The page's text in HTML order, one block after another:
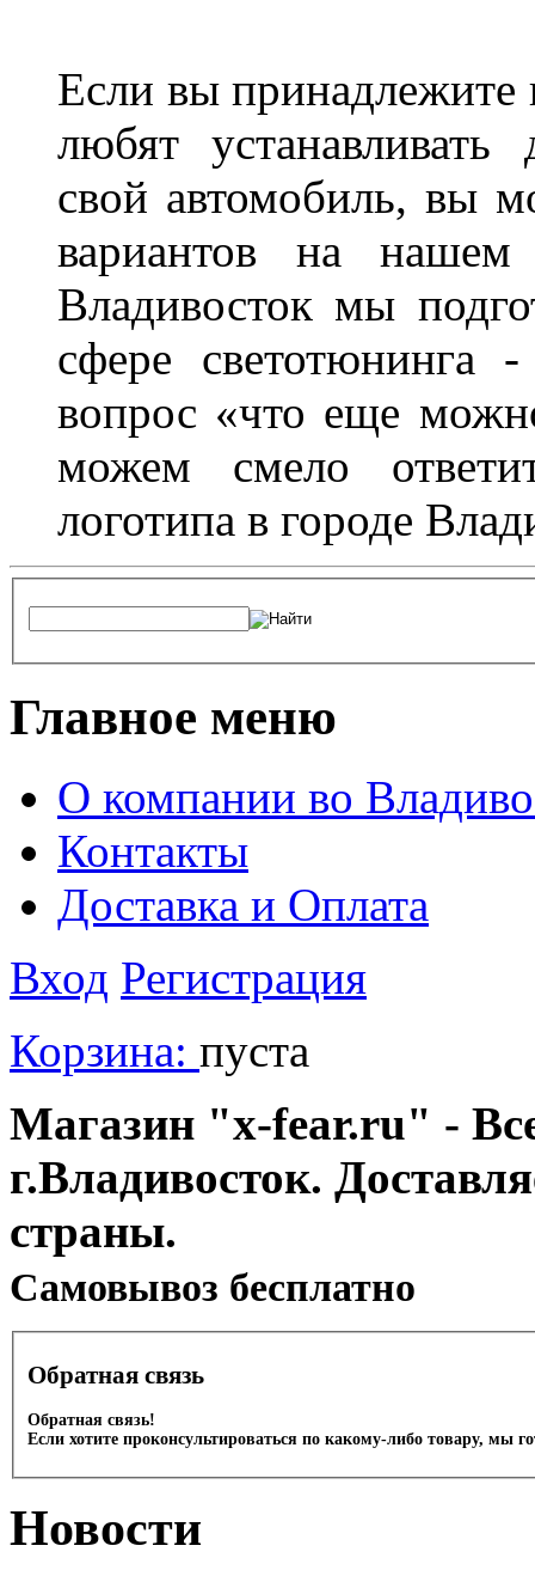
Если вы принадлежите
любят устанавливать
свой автомобиль, вы
вариантов на
Владивосток мы
сфере светотюнинга
вопрос «что еще
можем смело
логотипа в городе
Главное меню
О компании во
Контакты
Доставка и Оплата
Вход Регистрация
Корзина: пуста
Магазин "x-fear.ru" -
г.Владивосток.
страны.
Cамовывоз бесплатно
Обратная связь
Обратная связь!
Если хотите проконсультироваться по какому-либо товару, мы
Новости